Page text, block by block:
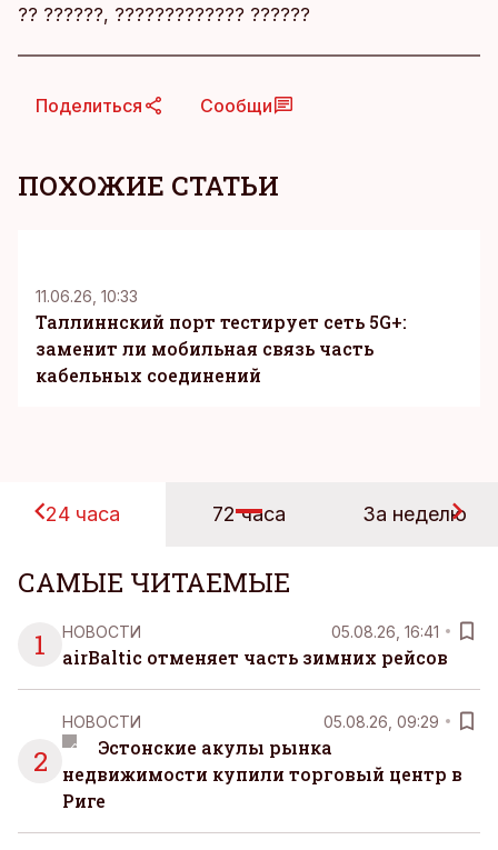
?? ??????, ????????????? ??????
Поделиться Сообщи
ПОХОЖИЕ СТАТЬИ
11.06.26, 10:33
Таллиннский порт тестирует сеть 5G+:
заменит ли мобильная связь часть
кабельных соединений
24 часа 72 часа За неделю
САМЫЕ ЧИТАЕМЫЕ
1
НОВОСТИ 05.08.26, 16:41
airBaltic отменяет часть зимних рейсов
2
НОВОСТИ 05.08.26, 09:29
Эстонские акулы рынка
недвижимости купили торговый центр в
Риге